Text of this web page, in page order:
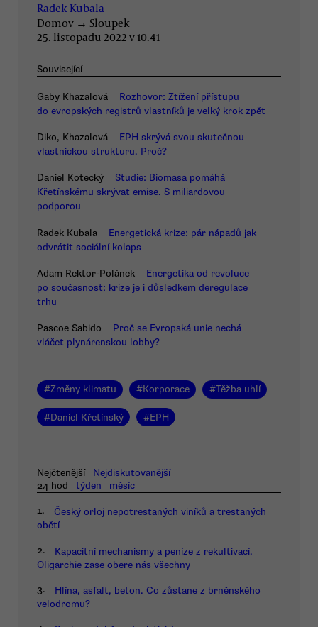
Radek Kubala
Domov → Sloupek
25. listopadu 2022 v 10.41
Související
Gaby Khazalová
Rozhovor: Ztížení přístupu
do evropských registrů vlastníků je velký krok zpět
Diko, Khazalová
EPH skrývá svou skutečnou
vlastnickou strukturu. Proč?
Daniel Kotecký
Studie: Biomasa pomáhá
Křetínskému skrývat emise. S miliardovou
podporou
Radek Kubala
Energetická krize: pár nápadů jak
odvrátit sociální kolaps
Adam Rektor-Polánek
Energetika od revoluce
po současnost: krize je i důsledkem deregulace
trhu
Pascoe Sabido
Proč se Evropská unie nechá
vláčet plynárenskou lobby?
#Změny klimatu #Korporace #Těžba uhlí
#Daniel Křetínský #EPH
Nejčtenější
Nejdiskutovanější
24 hod
týden měsíc
1.
Český orloj nepotrestaných viníků a trestaných
obětí
2.
Kapacitní mechanismy a peníze z rekultivací.
Oligarchie zase obere nás všechny
3.
Hlína, asfalt, beton. Co zůstane z brněnského
velodromu?